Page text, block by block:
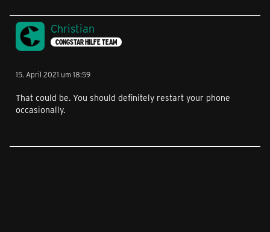
Please try this once. Perhaps there is an error there.
Greetings
Mark
Christian
CONGSTAR HILFE TEAM
15. April 2021 um 18:59
That could be. You should definitely restart your phone
occasionally.